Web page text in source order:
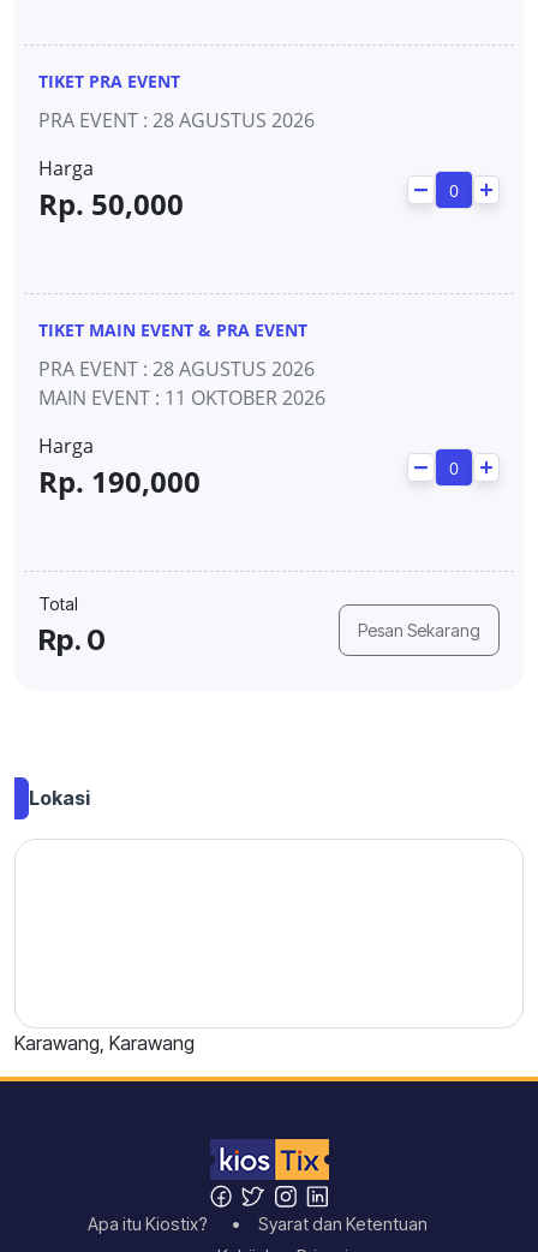
TIKET PRA EVENT
PRA EVENT : 28 AGUSTUS 2026
Harga
Rp. 50,000
TIKET MAIN EVENT & PRA EVENT
PRA EVENT : 28 AGUSTUS 2026
MAIN EVENT : 11 OKTOBER 2026
Harga
Rp. 190,000
Total
Rp. 0 Pesan Sekarang
Lokasi
Karawang, Karawang
Apa itu Kiostix?
• Syarat dan Ketentuan